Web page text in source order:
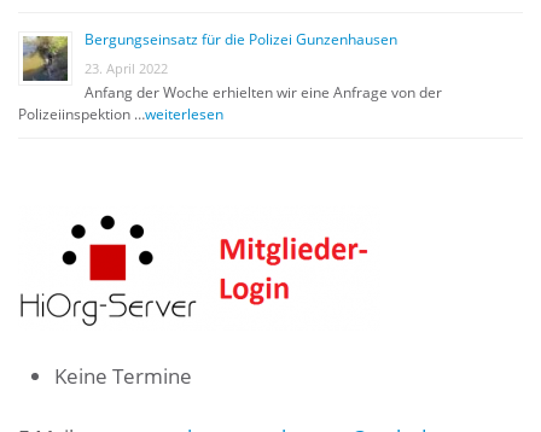
Bergungseinsatz für die Polizei Gunzenhausen
23. April 2022
Anfang der Woche erhielten wir eine Anfrage von der
Polizeiinspektion …weiterlesen
Keine Termine